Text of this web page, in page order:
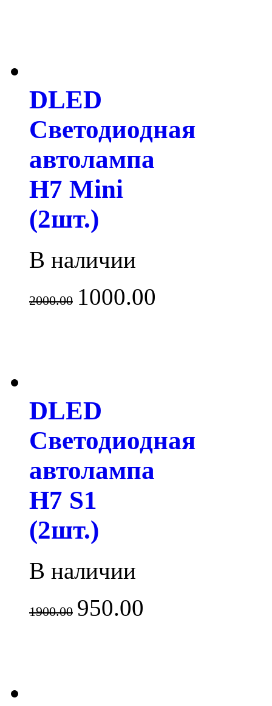
DLED
Светодиодная
автолампа
H7 Mini
(2шт.)
В наличии
2000.00 1000.00
DLED
Светодиодная
автолампа
H7 S1
(2шт.)
В наличии
1900.00 950.00